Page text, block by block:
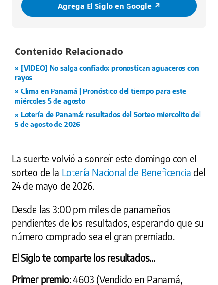
Agrega El Siglo en Google ↗️
[VIDEO] No salga confiado: pronostican aguaceros con
rayos
Clima en Panamá | Pronóstico del tiempo para este
miércoles 5 de agosto
Lotería de Panamá: resultados del Sorteo miercolito del
5 de agosto de 2026
La suerte volvió a sonreír este domingo con el
sorteo de la Lotería Nacional de Beneficencia del
24 de mayo de 2026.
Desde las 3:00 pm miles de panameños
pendientes de los resultados, esperando que su
número comprado sea el gran premiado.
El Siglo te comparte los resultados...
Primer premio:4603 (Vendido en Panamá,